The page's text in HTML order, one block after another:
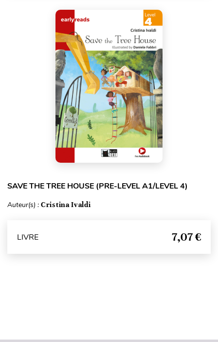
SAVE THE TREE HOUSE (PRE-LEVEL A1/LEVEL 4)
Auteur(s) : Cristina Ivaldi
LIVRE 7,07 €